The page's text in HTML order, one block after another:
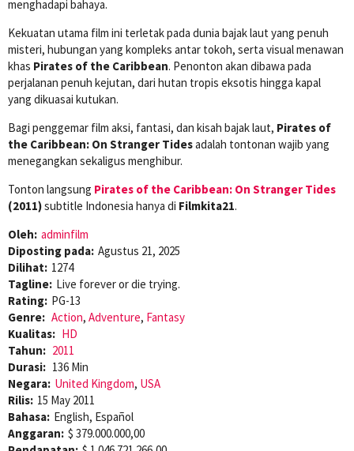
menghadapi bahaya.
Kekuatan utama film ini terletak pada dunia bajak laut yang penuh
misteri, hubungan yang kompleks antar tokoh, serta visual menawan
khas Pirates of the Caribbean. Penonton akan dibawa pada
perjalanan penuh kejutan, dari hutan tropis eksotis hingga kapal
yang dikuasai kutukan.
Bagi penggemar film aksi, fantasi, dan kisah bajak laut, Pirates of
the Caribbean: On Stranger Tidesadalah tontonan wajib yang
menegangkan sekaligus menghibur.
Tonton langsung Pirates of the Caribbean: On Stranger Tides
(2011)subtitle Indonesia hanya di Filmkita21.
Oleh: adminfilm
Diposting pada: Agustus 21, 2025
Dilihat: 1274
Tagline: Live forever or die trying.
Rating: PG-13
Genre: Action, Adventure, Fantasy
Kualitas: HD
Tahun: 2011
Durasi: 136 Min
Negara: United Kingdom, USA
Rilis: 15 May 2011
Bahasa: English, Español
Anggaran: $ 379.000.000,00